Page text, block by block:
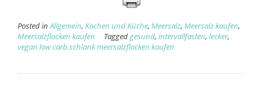
Posted inAllgemein, Kochen und Küche, Meersalz, Meersalz kaufen,
Meersalzflocken kaufen
Taggedgesund, intervallfasten, lecker,
vegan low carb schlank meersalzflocken kaufen